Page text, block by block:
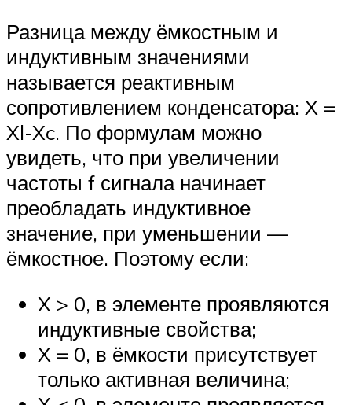
Разница между ёмкостным и
индуктивным значениями
называется реактивным
сопротивлением конденсатора: X =
Xl-Xc. По формулам можно
увидеть, что при увеличении
частоты f сигнала начинает
преобладать индуктивное
значение, при уменьшении —
ёмкостное. Поэтому если:
X > 0, в элементе проявляются
индуктивные свойства;
X = 0, в ёмкости присутствует
только активная величина;